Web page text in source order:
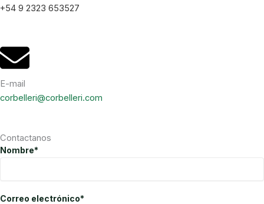
+54 9 2323 653527
E-mail
corbelleri@corbelleri.com
Contactanos
Nombre*
Correo electrónico*